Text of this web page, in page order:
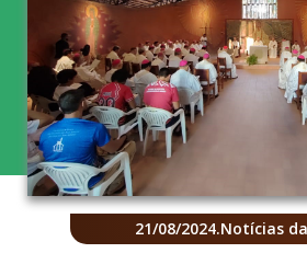
21/08/2024.Notícias